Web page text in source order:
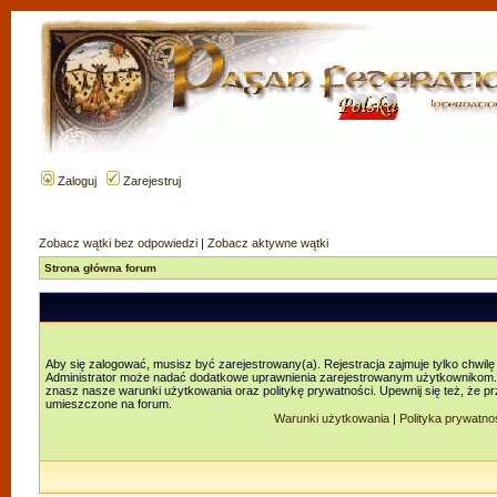
Zaloguj Zarejestruj
Zobacz wątki bez odpowiedzi | Zobacz aktywne wątki
Strona główna forum
Aby się zalogować, musisz być zarejestrowany(a). Rejestracja zajmuje tylko
Administrator może nadać dodatkowe uprawnienia zarejestrowanym
znasz nasze warunki użytkowania oraz politykę prywatności. Upewnij się też, że
umieszczone na forum.
Warunki użytkowania | Polityka